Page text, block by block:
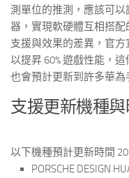
測單位的推測，應該可以
器，實現軟硬體互相搭
支援與效果的差異，官方
以提昇 60% 遊戲性能，
也會預計更新到許多華為
支援更新機種
以下機種預計更新時間
PORSCHE DESIGN